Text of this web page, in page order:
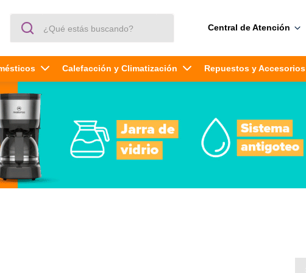
Central de Atención
Calefacción y Climatización Repuestos y Accesorios